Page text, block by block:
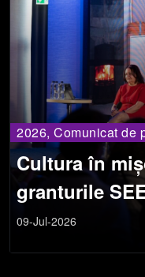
2026, Comunicat de
Cultura în
granturile
09-Jul-2026